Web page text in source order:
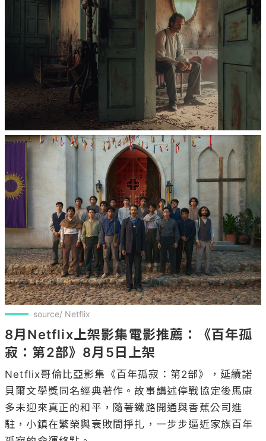
source/ Netflix
8月Netflix上架影集電影推薦：《百年孤
寂：第2部》8月5日上架
Netflix哥倫比亞影集《百年孤寂：第2部》，延續諾
貝爾文學獎同名經典著作。故事講述停戰協定後馬康
多未迎來真正的和平，隨著鐵路開通與香蕉公司進
駐，小鎮在繁榮與衰敗間掙扎，一步步逼近家族百年